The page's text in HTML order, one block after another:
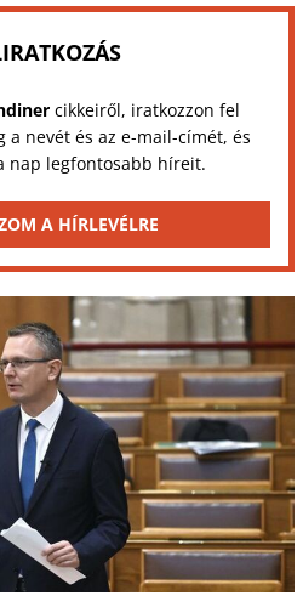
cikkeiről, iratkozzon fel
a nevét és az e-mail-címét, és
nap legfontosabb híreit.
A HÍRLEVÉLRE